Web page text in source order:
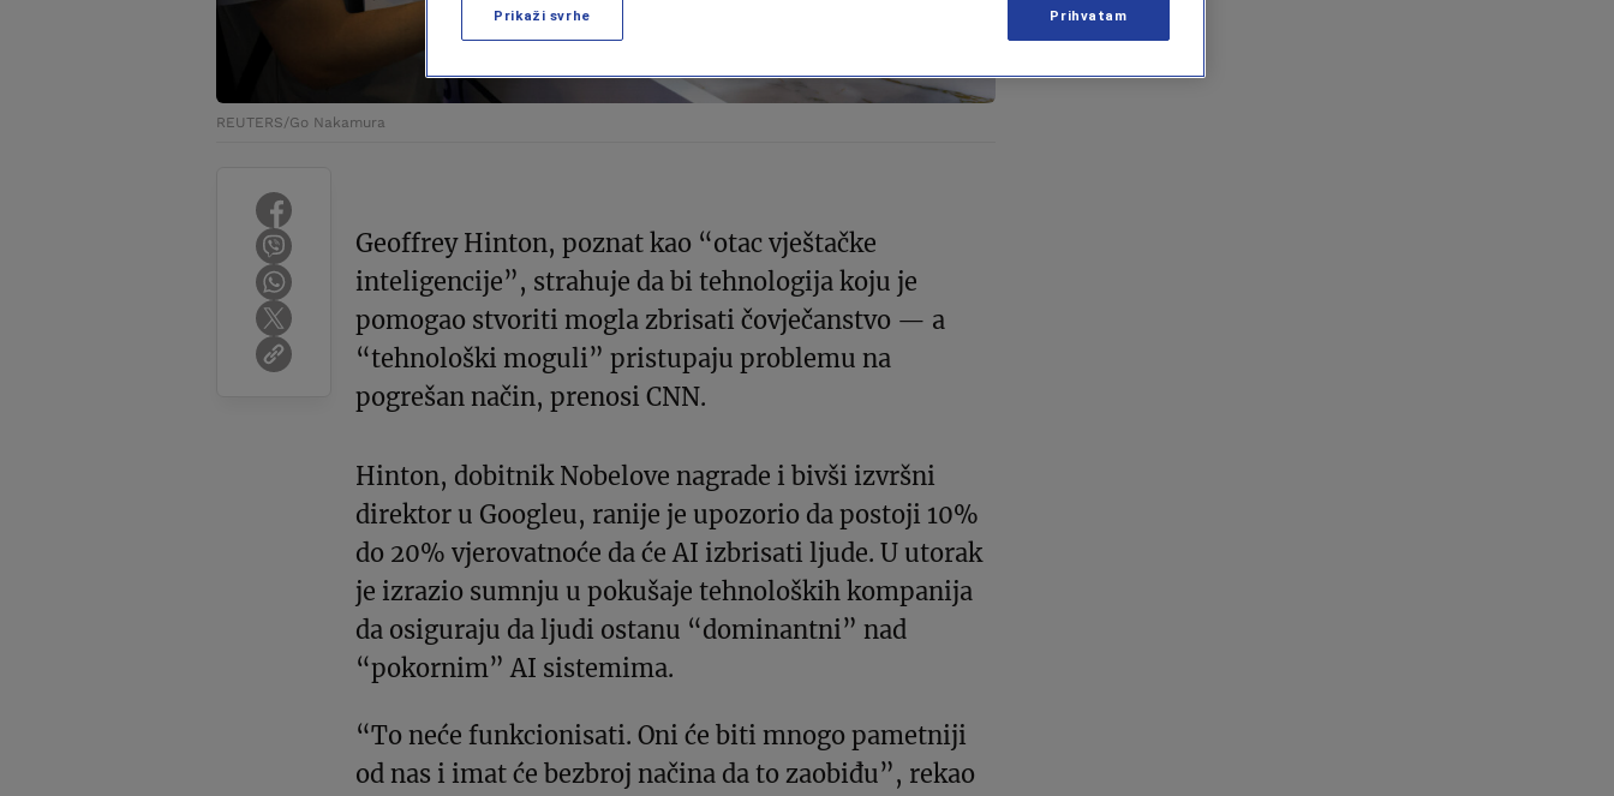
REUTERS/Go Nakamura
Geoffrey Hinton, poznat kao “otac vještačke
inteligencije”, strahuje da bi tehnologija koju je
pomogao stvoriti mogla zbrisati čovječanstvo — a
“tehnološki moguli” pristupaju problemu na
pogrešan način, prenosi CNN.
Hinton, dobitnik Nobelove nagrade i bivši izvršni
direktor u Googleu, ranije je upozorio da postoji 10%
do 20% vjerovatnoće da će AI izbrisati ljude. U utorak
je izrazio sumnju u pokušaje tehnoloških kompanija
da osiguraju da ljudi ostanu “dominantni” nad
“pokornim” AI sistemima.
“To neće funkcionisati. Oni će biti mnogo pametniji
od nas i imat će bezbroj načina da to zaobiđu”, rekao
Prikaži svrhe Prihvatam